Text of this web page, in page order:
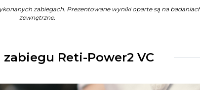
zabiegach. Prezentowane wyniki oparte są na
zewnętrzne.
Reti-Power2 VC